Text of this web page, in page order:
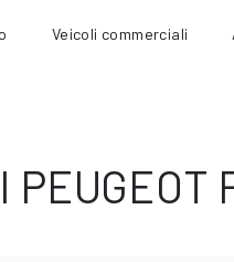
Veicoli commerciali
PEUGEOT